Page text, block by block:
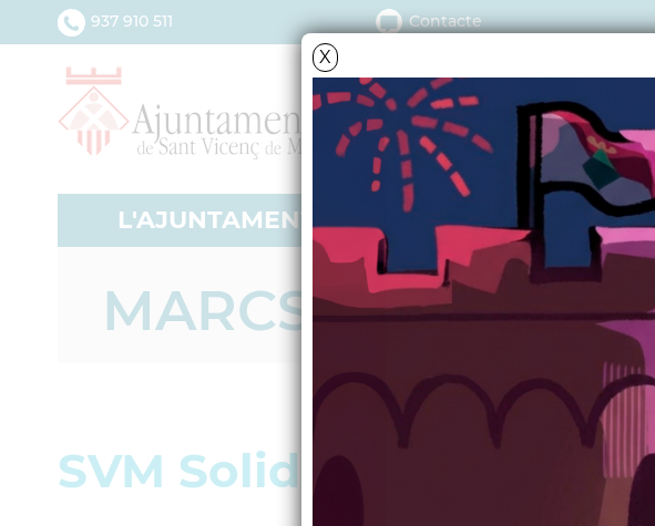
X
L'AJUNTAMENT SERVEIS
937 910 511 Contacte
MARCS
SVM Solidari